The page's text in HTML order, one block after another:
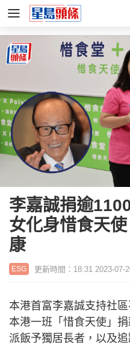
李嘉誠捐逾
女化身惜食天
康
ESG 更新時間：18:31 2023-07-
本港首富李嘉誠支持社
本港一班「惜食天使」
派飯予獨居長者，以及